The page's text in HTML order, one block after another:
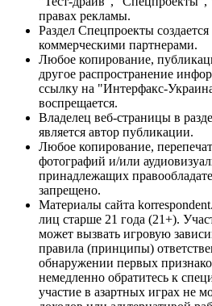
правах рекламы.
Раздел Спецпроекты
коммерческими партнерами.
Любое копирование,
другое распространение
ссылку на "Интерфакс-
воспрещается.
Владелец веб-страницы в
является автор публикации.
Любое копирование,
фотографий и/или
принадлежащих
запрещено.
Материалы сайта
лиц старше 21 года (21+).
может вызвать игровую
правила (принципы)
обнаружении первых
немедленно обратитесь к
участие в азартных играх не